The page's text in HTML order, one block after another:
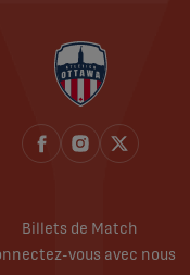
Billets de Match
vous avec nous